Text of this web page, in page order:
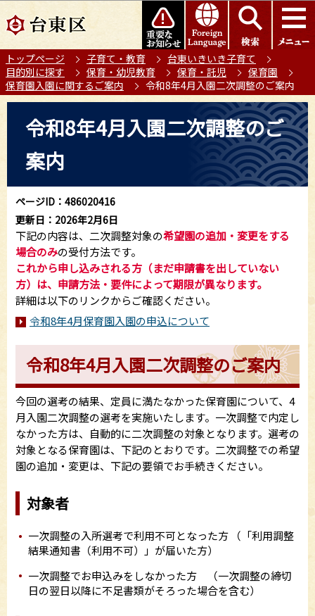
の
ー
ジ
の
このページの本文へ移動
トップページ 子育て・教育
台東いきいき子育て
目的別に探す
保育・幼児教育 保育・託児
保育園
保育園入園に関するご案内
令和8年4月入園二次調整のご案内
ら
令和8年4月入園二次調整のご
案内
ページID：486020416
更新日：2026年2月6日
下記の内容は、二次調整対象の希望園の追加・変更をする
場合のみの受付方法です。
これから申し込みされる方（まだ申請書を出していない
方）は、申請方法・要件によって期限が異なります。
詳細は以下のリンクからご確認ください。
令和8年4月保育園入園の申込について
令和8年4月入園二次調整のご案内
今回の選考の結果、定員に満たなかった保育園について、4
月入園二次調整の選考を実施いたします。一次調整で内定し
なかった方は、自動的に二次調整の対象となります。選考の
対象となる保育園は、下記のとおりです。二次調整での希望
園の追加・変更は、下記の要領でお手続きください。
対象者
一次調整の入所選考で利用不可となった方 （「利用調整
結果通知書（利用不可）」が届いた方）
一次調整でお申込みをしなかった方 （一次調整の締切
日の翌日以降に不足書類がそろった場合を含む）